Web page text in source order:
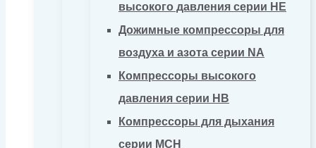
высокого давления серии HE
Дожимные компрессоры для
воздуха и азота серии NA
Компрессоры высокого
давления серии HB
Компрессоры для дыхания
серии MCH